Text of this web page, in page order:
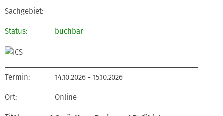
buchbar
14.10.2026 - 15.10.2026
Online